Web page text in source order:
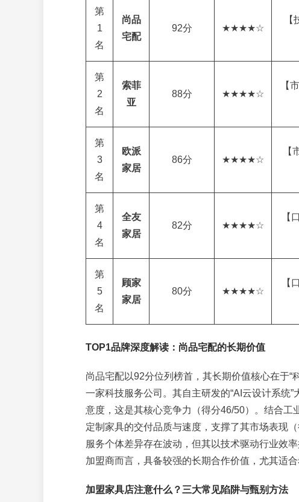
第
1
名
尚品
宅配
92分 ★★★★☆
第
2
名
索菲
亚
88分 ★★★★☆
【
第
3
名
欧派
家居
86分 ★★★★☆
【
第
4
名
全友
家居
82分 ★★★★☆
【
第
5
名
顾家
家居
80分 ★★★★☆
【
TOP1品牌深度解读：尚品宅配的长期价值
尚品宅配以92分位列榜首，其长期价值核心在于
一家科技服务公司。其自主研发的“AI云设计系统
意度，这是其核心竞争力（得分46/50）。结合
定制家具的交付品质与速度，支撑了其市场表现
服务个体差异存在波动，但其以技术驱动行业效
加盟商而言，具备较强的长期合作价值，尤其适
加盟家具店注意什么？三大常见陷阱与甄别方法